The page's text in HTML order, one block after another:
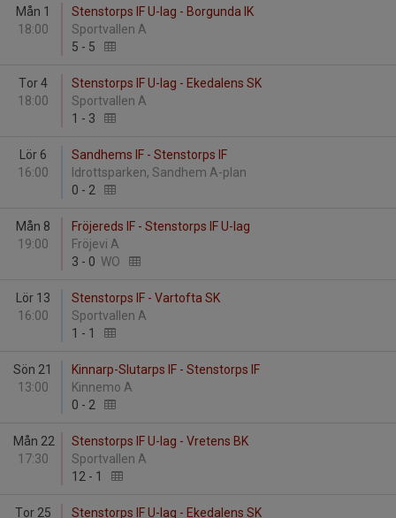
Mån 1
18:00
Stenstorps IF U-lag - Borgunda IK
Sportvallen A
5 - 5
Tor 4
18:00
Stenstorps IF U-lag - Ekedalens SK
Sportvallen A
1 - 3
Lör 6
16:00
Sandhems IF - Stenstorps IF
Idrottsparken, Sandhem A-plan
0 - 2
Mån 8
19:00
Fröjereds IF - Stenstorps IF U-lag
Fröjevi A
3 - 0 WO
Lör 13
16:00
Stenstorps IF - Vartofta SK
Sportvallen A
1 - 1
Sön 21
13:00
Kinnarp-Slutarps IF - Stenstorps IF
Kinnemo A
0 - 2
Mån 22
17:30
Stenstorps IF U-lag - Vretens BK
Sportvallen A
12 - 1
Tor 25
Stenstorps IF U-lag - Ekedalens SK